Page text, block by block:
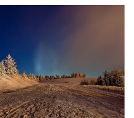
produktu
do